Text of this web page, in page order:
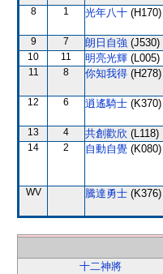
8 1 光年八十 (H170)
9 7 朗日自強 (J530)
10 11 明亮光輝 (L005)
11 8 你知我得 (H278)
12 6 逍遙騎士 (K370)
13 4 共創歡欣 (L118)
14 2 自動自覺 (K080)
WV 騰達勇士 (K376)
十二神將